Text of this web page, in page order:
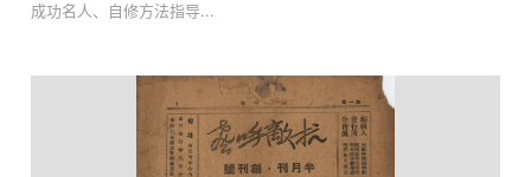
成功名人、自修方法指导...